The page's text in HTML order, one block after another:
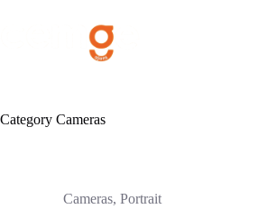
Category Cameras
Cameras, Portrait